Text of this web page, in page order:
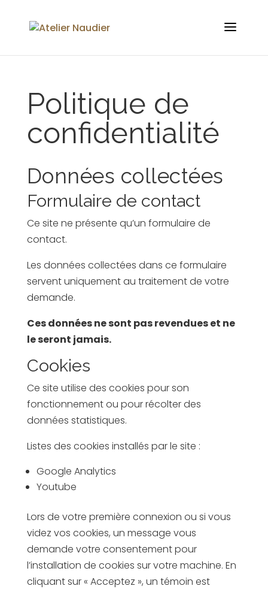
Politique de
confidentialité
Données collectées
Formulaire de contact
Ce site ne présente qu’un formulaire de
contact.
Les données collectées dans ce formulaire
servent uniquement au traitement de votre
demande.
Ces données ne sont pas revendues et ne
le seront jamais.
Cookies
Ce site utilise des cookies pour son
fonctionnement ou pour récolter des
données statistiques.
Listes des cookies installés par le site :
Google Analytics
Youtube
Lors de votre première connexion ou si vous
videz vos cookies, un message vous
demande votre consentement pour
l’installation de cookies sur votre machine. En
cliquant sur « Acceptez », un témoin est